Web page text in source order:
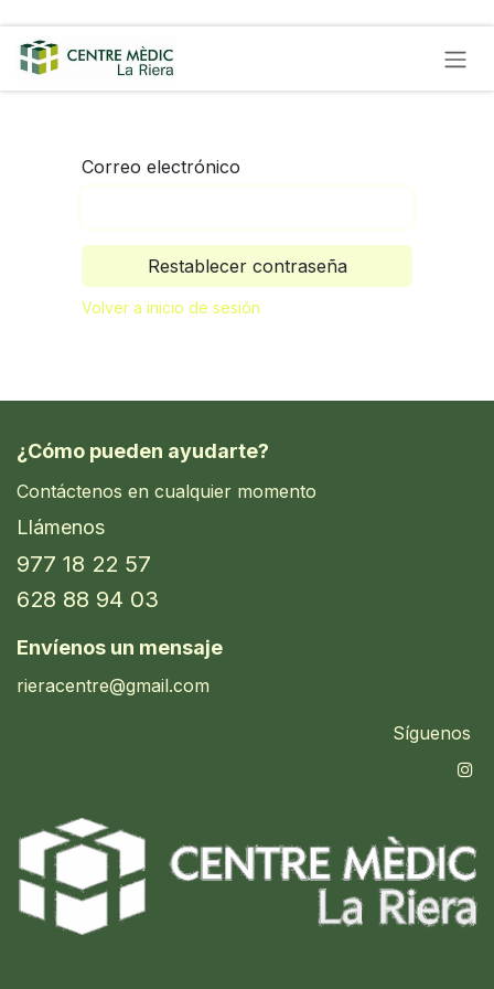
Ir al contenido
Correo electrónico
Restablecer contraseña
Volver a inicio de sesión
¿Cómo pueden ayudarte?
Contáctenos en cualquier momento
Llámenos
977 18 22 57
628 88 94 03
Envíenos un mensaje
rieracentre@gmail.com
Síguenos